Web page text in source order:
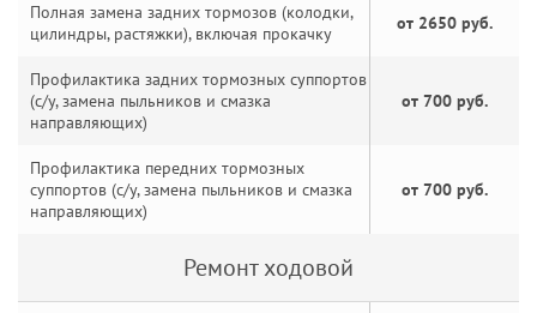
Полная замена задних тормозов (колодки,
цилиндры, растяжки), включая прокачку
от 2650 руб.
Профилактика задних тормозных суппортов
(с/у, замена пыльников и смазка
направляющих)
от 700 руб.
Профилактика передних тормозных
суппортов (с/у, замена пыльников и смазка
направляющих)
от 700 руб.
Ремонт ходовой